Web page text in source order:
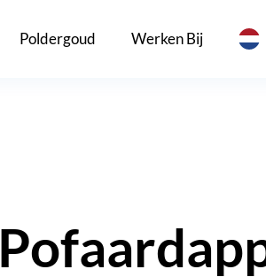
Poldergoud Werken Bij